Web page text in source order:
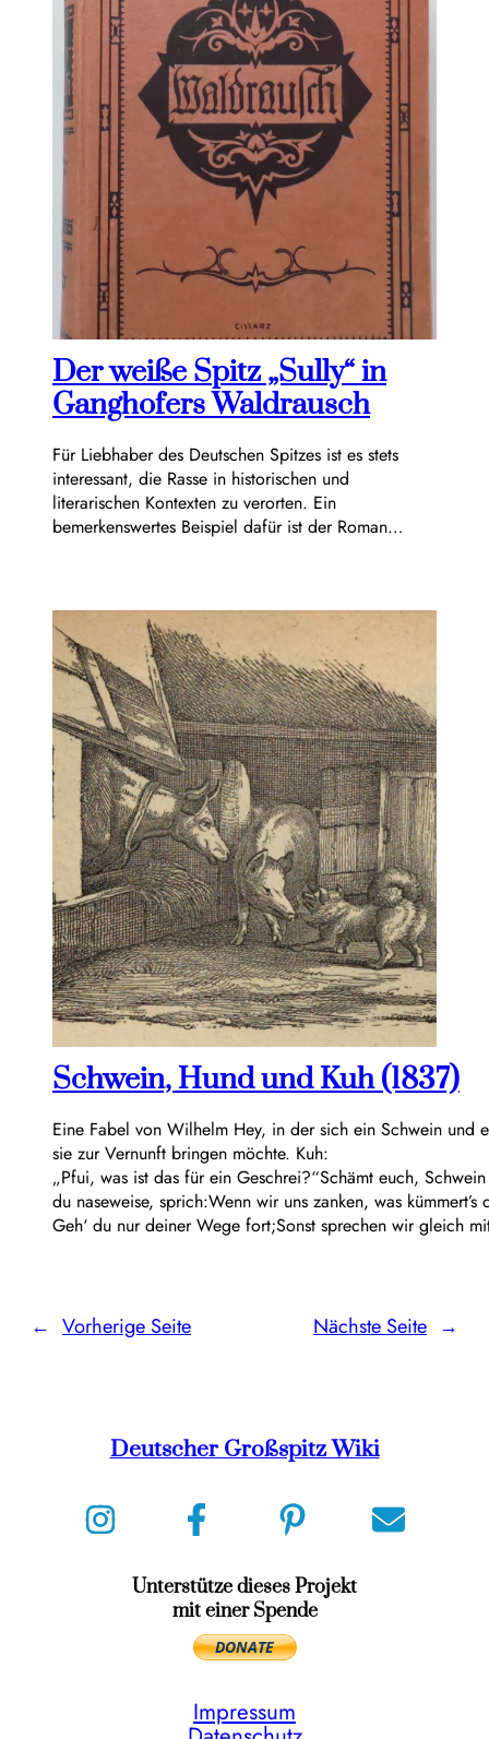
Der weiße Spitz „Sully“ in
Ganghofers Waldrausch
Für Liebhaber des Deutschen Spitzes ist es stets
interessant, die Rasse in historischen und
literarischen Kontexten zu verorten. Ein
bemerkenswertes Beispiel dafür ist der Roman…
Schwein, Hund und Kuh (1837)
Eine Fabel von Wilhelm Hey, in der sich ein Schwein und
sie zur Vernunft bringen möchte. Kuh:
„Pfui, was ist das für ein Geschrei?“Schämt euch,
du naseweise, sprich:Wenn wir uns zanken, was kümmert’s
Geh‘ du nur deiner Wege fort;Sonst sprechen wir gleich
← Vorherige Seite Nächste Seite →
Deutscher Großspitz Wiki
Unterstütze dieses Projekt
mit einer Spende
Impressum